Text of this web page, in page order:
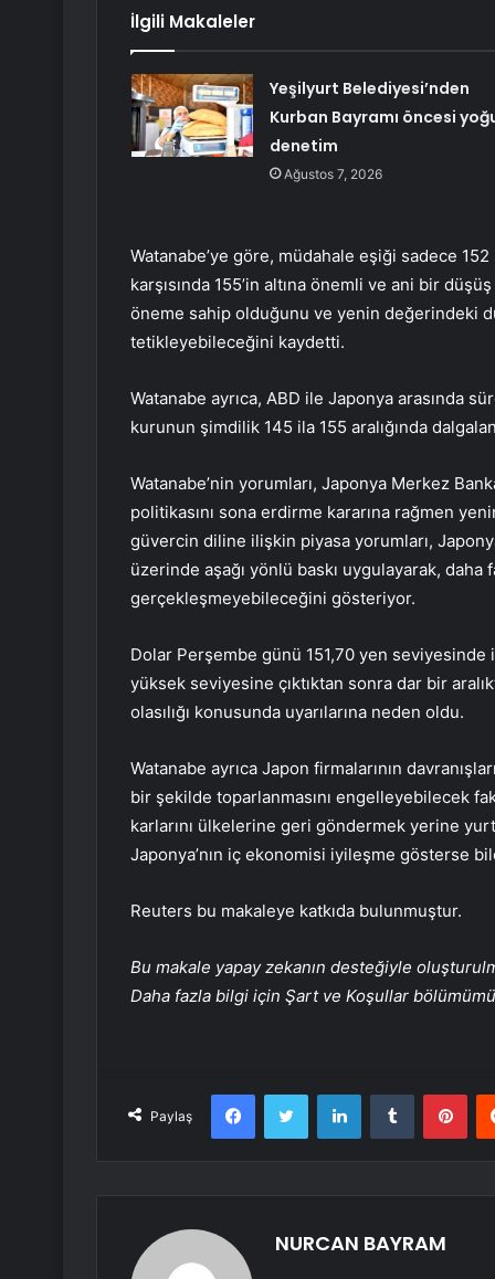
İlgili Makaleler
Yeşilyurt Belediyesi’nden
Kurban Bayramı öncesi
denetim
Ağustos 7, 2026
Watanabe’ye göre, müdahale eşiği sadece
karşısında 155’in altına önemli ve ani bir
öneme sahip olduğunu ve yenin değerindeki
tetikleyebileceğini kaydetti.
Watanabe ayrıca, ABD ile Japonya arasında
kurunun şimdilik 145 ila 155 aralığında
Watanabe’nin yorumları, Japonya Merkez
politikasını sona erdirme kararına rağmen
güvercin diline ilişkin piyasa yorumları,
üzerinde aşağı yönlü baskı uygulayarak, daha
gerçekleşmeyebileceğini gösteriyor.
Dolar Perşembe günü 151,70 yen
yüksek seviyesine çıktıktan sonra dar bir
olasılığı konusunda uyarılarına neden oldu.
Watanabe ayrıca Japon firmalarının
bir şekilde toparlanmasını engelleyebilecek
karlarını ülkelerine geri göndermek yerine
Japonya’nın iç ekonomisi iyileşme gösterse
Reuters bu makaleye katkıda bulunmuştur.
Bu makale yapay zekanın desteğiyle
Daha fazla bilgi için Şart ve Koşullar
Paylaş
FacebookTwitter LinkedInTumblr
NURCAN BAYRAM